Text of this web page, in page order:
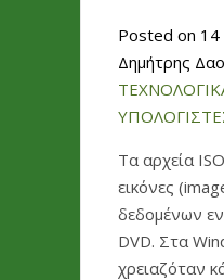
Posted on
Δημήτρης
Τα αρχεία
εικόνες
δεδομένων
DVD. Στα
χρειαζόταν